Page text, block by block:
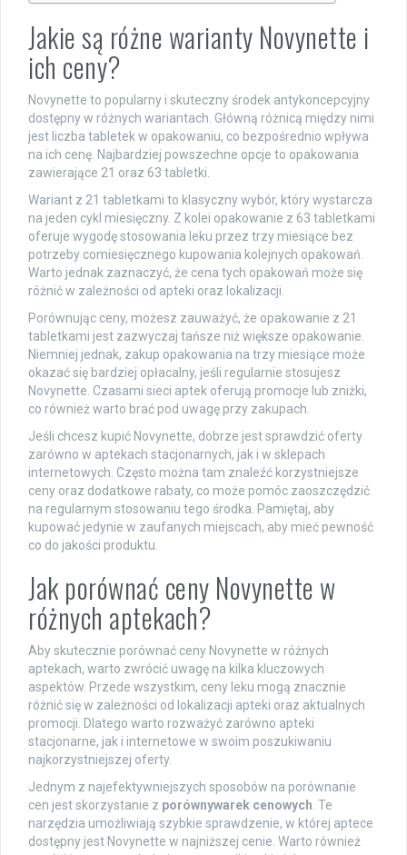
Jakie są różne warianty Novynette i
ich ceny?
Novynette to popularny i skuteczny środek antykoncepcyjny
dostępny w różnych wariantach. Główną różnicą między nimi
jest liczba tabletek w opakowaniu, co bezpośrednio wpływa
na ich cenę. Najbardziej powszechne opcje to opakowania
zawierające 21 oraz 63 tabletki.
Wariant z 21 tabletkami to klasyczny wybór, który wystarcza
na jeden cykl miesięczny. Z kolei opakowanie z 63 tabletkami
oferuje wygodę stosowania leku przez trzy miesiące bez
potrzeby comiesięcznego kupowania kolejnych opakowań.
Warto jednak zaznaczyć, że cena tych opakowań może się
różnić w zależności od apteki oraz lokalizacji.
Porównując ceny, możesz zauważyć, że opakowanie z 21
tabletkami jest zazwyczaj tańsze niż większe opakowanie.
Niemniej jednak, zakup opakowania na trzy miesiące może
okazać się bardziej opłacalny, jeśli regularnie stosujesz
Novynette. Czasami sieci aptek oferują promocje lub zniżki,
co również warto brać pod uwagę przy zakupach.
Jeśli chcesz kupić Novynette, dobrze jest sprawdzić oferty
zarówno w aptekach stacjonarnych, jak i w sklepach
internetowych. Często można tam znaleźć korzystniejsze
ceny oraz dodatkowe rabaty, co może pomóc zaoszczędzić
na regularnym stosowaniu tego środka. Pamiętaj, aby
kupować jedynie w zaufanych miejscach, aby mieć pewność
co do jakości produktu.
Jak porównać ceny Novynette w
różnych aptekach?
Aby skutecznie porównać ceny Novynette w różnych
aptekach, warto zwrócić uwagę na kilka kluczowych
aspektów. Przede wszystkim, ceny leku mogą znacznie
różnić się w zależności od lokalizacji apteki oraz aktualnych
promocji. Dlatego warto rozważyć zarówno apteki
stacjonarne, jak i internetowe w swoim poszukiwaniu
najkorzystniejszej oferty.
Jednym z najefektywniejszych sposobów na porównanie
cen jest skorzystanie z porównywarek cenowych . Te
narzędzia umożliwiają szybkie sprawdzenie, w której aptece
dostępny jest Novynette w najniższej cenie. Warto również